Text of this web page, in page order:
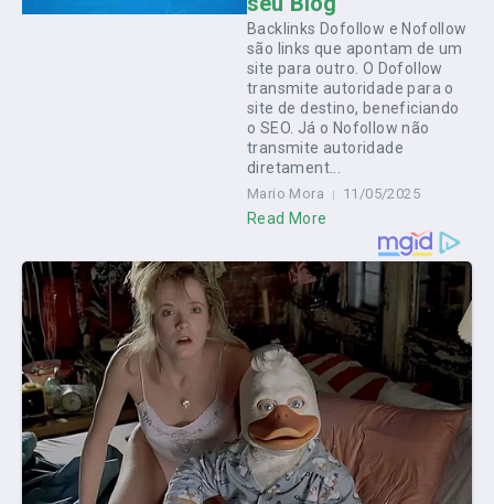
Backlinks Dofollow e Nofollow
são links que apontam de um
site para outro. O Dofollow
transmite autoridade para o
site de destino, beneficiando
o SEO. Já o Nofollow não
transmite autoridade
diretament...
Mario Mora 11/05/2025
Read More